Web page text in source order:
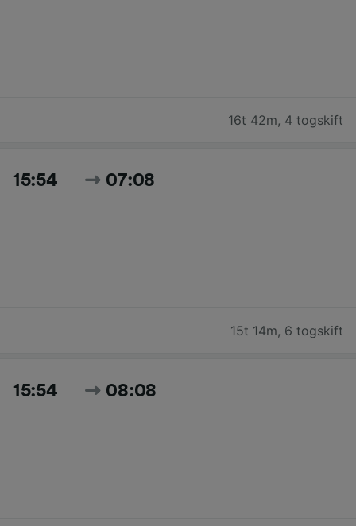
16t 42m, 4 togskift
15:54 07:08
15t 14m, 6 togskift
15:54 08:08